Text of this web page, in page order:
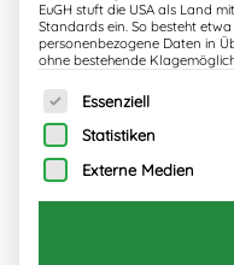
EuGH stuft die USA als Land
Standards ein. So besteht
personenbezogene Daten in
ohne bestehende
Es folgt eine Liste
Essenziell
Statistiken
Externe Medien